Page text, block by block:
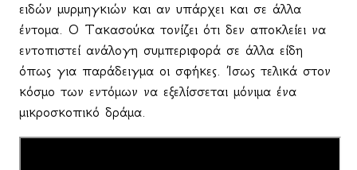
ειδών μυρμηγκιών και αν υπάρχει και σε άλλα
έντομα. Ο Τακασούκα τονίζει ότι δεν αποκλείει να
εντοπιστεί ανάλογη συμπεριφορά σε άλλα είδη
όπως για παράδειγμα οι σφήκες. Ίσως τελικά στον
κόσμο των εντόμων να εξελίσσεται μόνιμα ένα
μικροσκοπικό δράμα.